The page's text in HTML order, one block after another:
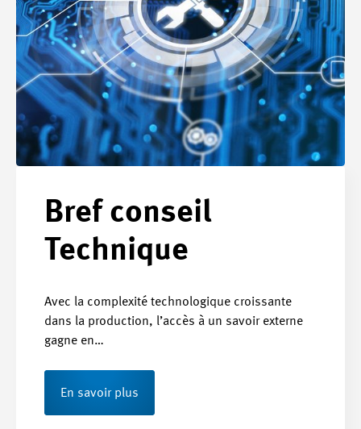
Bref conseil
Technique
Avec la complexité technologique croissante
dans la production, l’accès à un savoir externe
gagne en…
En savoir plus